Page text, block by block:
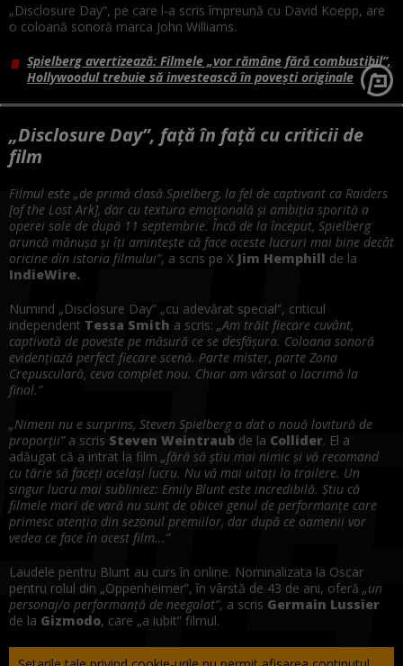
„Disclosure Day”, pe care l-a scris împreună cu David Koepp, are
o coloană sonoră marca John Williams.
Spielberg avertizează: Filmele „vor rămâne fără combustibil”,
Hollywoodul trebuie să investească în poveşti originale
„Disclosure Day”, față în față cu criticii de
film
Filmul este „de primă clasă Spielberg, la fel de captivant ca Raiders
[of the Lost Ark], dar cu textura emoțională și ambiția sporită a
operei sale de după 11 septembrie. Încă de la început, Spielberg
aruncă mănușa și îți amintește că face aceste lucruri mai bine decât
oricine din istoria filmului”, a scris pe X Jim Hemphill de la
IndieWire.
Numind „Disclosure Day” „cu adevărat special”, criticul
independent Tessa Smith a scris: „Am trăit fiecare cuvânt,
captivată de poveste pe măsură ce se desfășura. Coloana sonoră
evidențiază perfect fiecare scenă. Parte mister, parte Zona
Crepusculară, ceva complet nou. Chiar am vărsat o lacrimă la
final.”
„Nimeni nu e surprins, Steven Spielberg a dat o nouă lovitură de
proporții”a scris Steven Weintraub de la Collider. El a
adăugat că a intrat la film „fără să știu mai nimic și vă recomand
cu tărie să faceți același lucru. Nu vă mai uitați la trailere. Un
singur lucru mai subliniez: Emily Blunt este incredibilă. Știu că
filmele mari de vară nu sunt de obicei genul de performanțe care
primesc atenția din sezonul premiilor, dar după ce oamenii vor
vedea ce face în acest film...”
Laudele pentru Blunt au curs în online. Nominalizata la Oscar
pentru rolul din „Oppenheimer”, în vârstă de 43 de ani, oferă „un
personaj/o performanță de neegalat”, a scris Germain Lussier
de la Gizmodo, care „a iubit” filmul.